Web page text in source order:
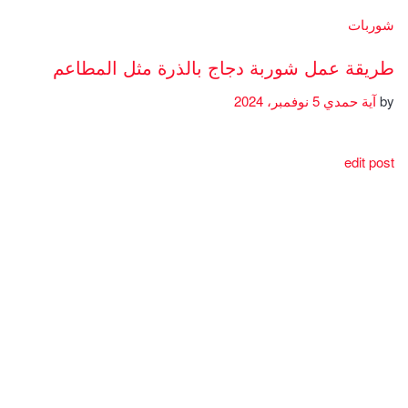
شوربات
طريقة عمل شوربة دجاج بالذرة مثل المطاعم
byآية حمدي
edit post